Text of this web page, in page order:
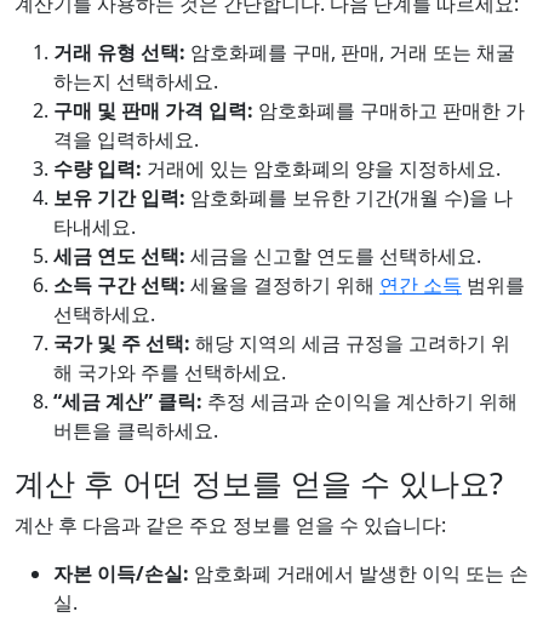
거래 유형 선택: 암호화폐를 구매, 판매, 거래 또는 채굴
하는지 선택하세요.
구매 및 판매 가격 입력: 암호화폐를 구매하고 판매한 가
격을 입력하세요.
수량 입력: 거래에 있는 암호화폐의 양을 지정하세요.
보유 기간 입력: 암호화폐를 보유한 기간(개월 수)을 나
타내세요.
세금 연도 선택: 세금을 신고할 연도를 선택하세요.
소득 구간 선택: 세율을 결정하기 위해 연간 소득 범위를
선택하세요.
국가 및 주 선택: 해당 지역의 세금 규정을 고려하기 위
해 국가와 주를 선택하세요.
“세금 계산” 클릭: 추정 세금과 순이익을 계산하기 위해
버튼을 클릭하세요.
계산 후 어떤 정보를 얻을 수 있나요?
계산 후 다음과 같은 주요 정보를 얻을 수 있습니다:
자본 이득/손실: 암호화폐 거래에서 발생한 이익 또는 손
실.